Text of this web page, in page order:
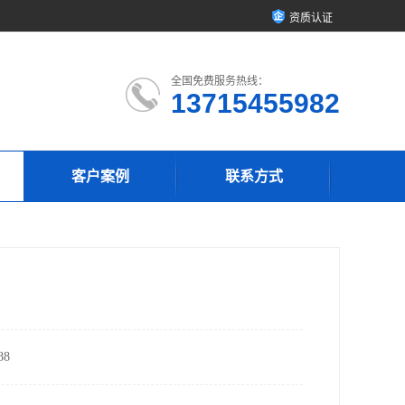
资质认证
全国免费服务热线：
13715455982
客户案例 联系方式